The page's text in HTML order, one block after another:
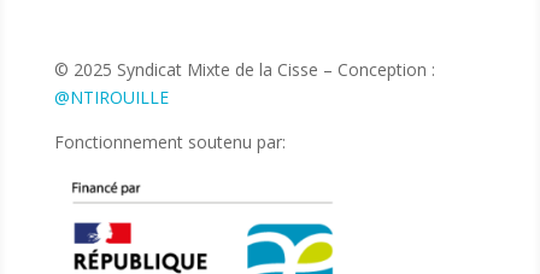
© 2025 Syndicat Mixte de la Cisse – Conception :
@NTIROUILLE
Fonctionnement soutenu par: